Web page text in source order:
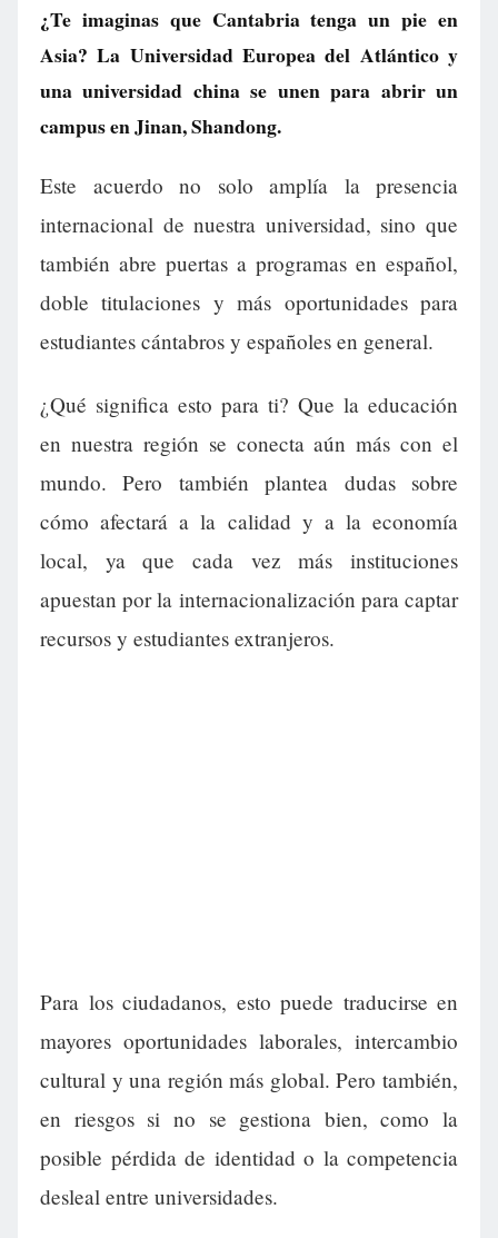
¿Te imaginas que Cantabria tenga un pie en
Asia? La Universidad Europea del Atlántico y
una universidad china se unen para abrir un
campus en Jinan, Shandong.
Este acuerdo no solo amplía la presencia
internacional de nuestra universidad, sino que
también abre puertas a programas en español,
doble titulaciones y más oportunidades para
estudiantes cántabros y españoles en general.
¿Qué significa esto para ti? Que la educación
en nuestra región se conecta aún más con el
mundo. Pero también plantea dudas sobre
cómo afectará a la calidad y a la economía
local, ya que cada vez más instituciones
apuestan por la internacionalización para captar
recursos y estudiantes extranjeros.
Para los ciudadanos, esto puede traducirse en
mayores oportunidades laborales, intercambio
cultural y una región más global. Pero también,
en riesgos si no se gestiona bien, como la
posible pérdida de identidad o la competencia
desleal entre universidades.